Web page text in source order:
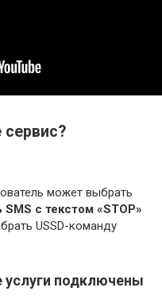
сервис?
может выбрать
SMS с текстом «STOP»
USSD-команду
услуги подключены